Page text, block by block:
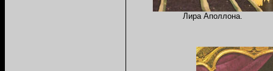
Лира Аполлона.